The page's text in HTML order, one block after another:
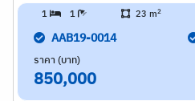
1 1 23 m2
AAB19-0014
ราคา (บาท)
850,000